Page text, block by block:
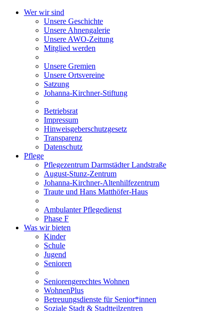
Wer wir sind
Unsere Geschichte
Unsere Ahnengalerie
Unsere AWO-Zeitung
Mitglied werden
Unsere Gremien
Unsere Ortsvereine
Satzung
Johanna-Kirchner-Stiftung
Betriebsrat
Impressum
Hinweisgeberschutzgesetz
Transparenz
Datenschutz
Pflege
Pflegezentrum Darmstädter Landstraße
August-Stunz-Zentrum
Johanna-Kirchner-Altenhilfezentrum
Traute und Hans Matthöfer-Haus
Ambulanter Pflegedienst
Phase F
Was wir bieten
Kinder
Schule
Jugend
Senioren
Seniorengerechtes Wohnen
WohnenPlus
Betreuungsdienste für Senior*innen
Soziale Stadt & Stadtteilzentren